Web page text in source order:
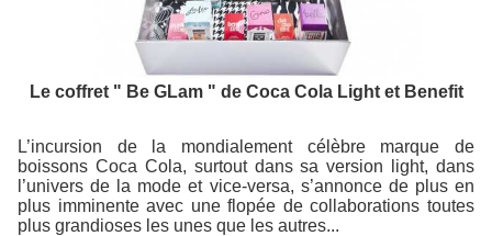
Le coffret " Be GLam " de Coca Cola Light et Benefit
L’incursion de la mondialement célèbre marque de
boissons Coca Cola, surtout dans sa version light, dans
l’univers de la mode et vice-versa, s’annonce de plus en
plus imminente avec une flopée de collaborations toutes
plus grandioses les unes que les autres...